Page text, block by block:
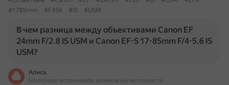
#1785mm
#F456 #IS #USM
В чем разница между объективами Canon EF
24mm F/2.8 IS USM и Canon EF-S 17-85mm F/4-5.6 IS
USM?
Алиса
На основе источников, возможны неточности